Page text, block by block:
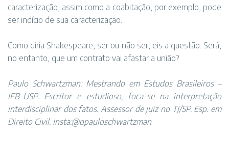
caracterização, assim como a coabitação, por exemplo, pode
ser indício de sua caracterização.
Como diria Shakespeare, ser ou não ser, eis a questão. Será,
no entanto, que um contrato vai afastar a união?
Paulo Schwartzman: Mestrando em Estudos Brasileiros –
IEB-USP. Escritor e estudioso, foca-se na interpretação
interdisciplinar dos fatos. Assessor de juiz no TJ/SP. Esp. em
Direito Civil. Insta:@opauloschwartzman